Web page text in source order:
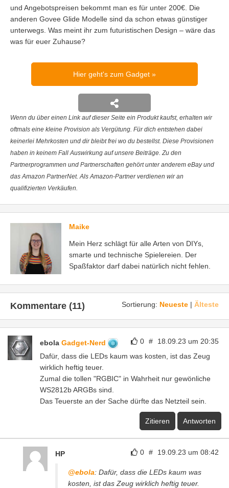
und Angebotspreisen bekommt man es für unter 200€. Die
anderen Govee Glide Modelle sind da schon etwas günstiger
unterwegs. Was meint ihr zum futuristischen Design – wäre das
was für euer Zuhause?
Hier geht's zum Gadget
Wenn du über einen Link auf dieser Seite ein Produkt kaufst, erhalten wir
oftmals eine kleine Provision als Vergütung. Für dich entstehen dabei
keinerlei Mehrkosten und dir bleibt frei wo du bestellst. Diese Provisionen
haben in keinem Fall Auswirkung auf unsere Beiträge. Zu den
Partnerprogrammen und Partnerschaften gehört unter anderem eBay und
das Amazon PartnerNet. Als Amazon-Partner verdienen wir an
qualifizierten Verkäufen.
Maike
Mein Herz schlägt für alle Arten von DIYs,
smarte und technische Spielereien. Der
Spaßfaktor darf dabei natürlich nicht fehlen.
Sortierung: Neueste | Älteste
Kommentare (11)
0 # 18.09.23 um 20:35
ebola Gadget-Nerd
Dafür, dass die LEDs kaum was kosten, ist das Zeug
wirklich heftig teuer.
Zumal die tollen "RGBIC" in Wahrheit nur gewönliche
WS2812b ARGBs sind.
Das Teuerste an der Sache dürfte das Netzteil sein.
Zitieren Antworten
0 # 19.09.23 um 08:42
HP
@ebola: Dafür, dass die LEDs kaum was
kosten, ist das Zeug wirklich heftig teuer.